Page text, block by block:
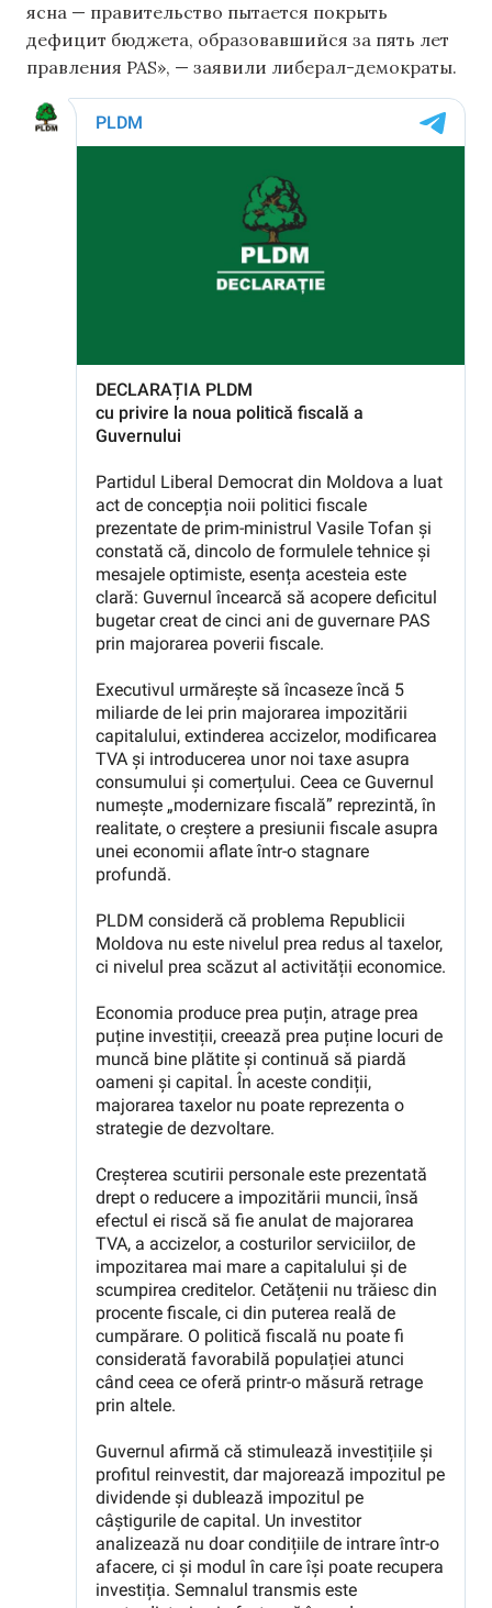
ясна — правительство пытается покрыть
дефицит бюджета, образовавшийся за пять лет
правления PAS», — заявили либерал-демократы.